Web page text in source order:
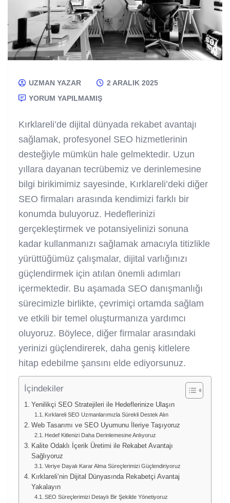
UZMAN YAZAR
2 ARALIK 2025
YORUM YAPILMAMIŞ
Kırklareli’de dijital dünyada rekabet avantajı
sağlamak, profesyonel SEO hizmetlerinin
desteğiyle mümkün hale gelmektedir. Uzun
yıllara dayanan tecrübemiz ve derinlemesine
bilgi birikimimiz sayesinde, Kırklareli’deki diğer
SEO firmaları arasında kendimizi farklı bir
konumda buluyoruz. Hedeflerinizi
gerçekleştirmek ve potansiyelinizi sonuna
kadar kullanmanızı sağlamak amacıyla titizlikle
yürüttüğümüz çalışmalar, dijital varlığınızı
güçlendirmek için atılan önemli adımları
içermektedir. Bu aşamada SEO danışmanlığı
sürecimizle birlikte, çevrimiçi ortamda sağlam
ve etkili bir temel oluşturmanıza yardımcı
oluyoruz. Böylece, diğer firmalar arasındaki
yerinizi güçlendirerek, daha geniş kitlelere
hitap edebilme şansını elde ediyorsunuz.
İçindekiler
Yenilikçi SEO Stratejileri ile Hedeflerinize Ulaşın
Kırklareli SEO Uzmanlarımızla Sürekli Destek Alın
Web Tasarımı ve SEO Uyumunu İleriye Taşıyoruz
Hedef Kitlenizi Daha Derinlemesine Anlıyoruz
Kalite Odaklı İçerik Üretimi ile Rekabet Avantajı
Sağlıyoruz
Veriye Dayalı Karar Alma Süreçlerimizi Güçlendiriyoruz
Kırklareli’nin Dijital Dünyasında Rekabetçi Avantaj
Yakalayın
SEO Süreçlerimizi Detaylı Bir Şekilde Yönetiyoruz